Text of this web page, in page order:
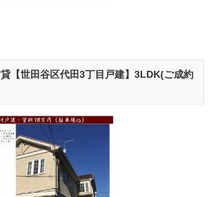
【世田谷区代田3丁目戸建】3LDK(ご成約